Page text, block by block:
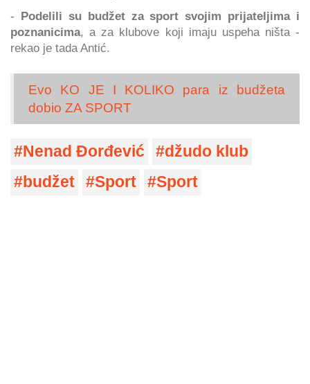
- Podelili su budžet za sport svojim prijateljima i
poznanicima, a za klubove koji imaju uspeha ništa -
rekao je tada Antić.
Evo KO JE I KOLIKO para iz budžeta
dobio ZA SPORT
Nenad Đorđević
džudo klub
budžet
Sport Sport